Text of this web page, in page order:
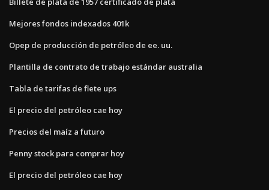
Mejores fondos indexados 401k
Opep de producción de petróleo de ee. uu.
Plantilla de contrato de trabajo estándar australia
Tabla de tarifas de flete ups
El precio del petróleo cae hoy
Precios del maíz a futuro
Penny stock para comprar hoy
El precio del petróleo cae hoy